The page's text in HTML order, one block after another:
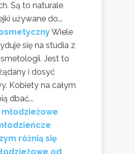
Są to naturale
używane do...
Wiele
się na studia z
Jest to
i dosyć
Kobiety na całym
dbać...
różnią się
od